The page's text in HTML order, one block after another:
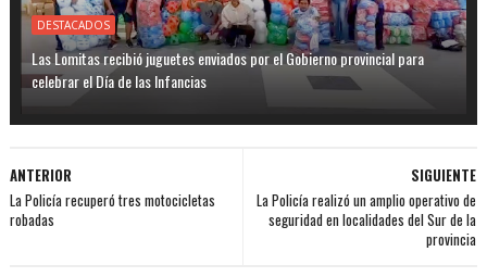
DESTACADOS
Las Lomitas recibió juguetes enviados por el Gobierno provincial para
celebrar el Día de las Infancias
SIGUIENTE
La Policía realizó un amplio operativo de
seguridad en localidades del Sur de la
provincia
ANTERIOR
La Policía recuperó tres motocicletas
robadas